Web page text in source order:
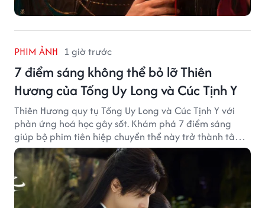
PHIM ẢNH 1 giờ trước
7 điểm sáng không thể bỏ lỡ Thiên
Hương của Tống Uy Long và Cúc Tịnh Y
Thiên Hương quy tụ Tống Uy Long và Cúc Tịnh Y với
phản ứng hoá học gây sốt. Khám phá 7 điểm sáng
giúp bộ phim tiên hiệp chuyển thể này trở thành tâm
điểm chú ý.